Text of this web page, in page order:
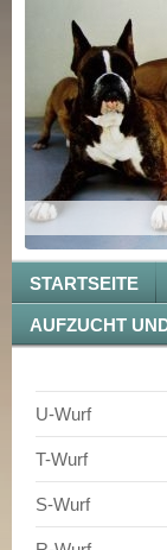
STARTSEITE
AUFZUCHT
U-Wurf
T-Wurf
S-Wurf